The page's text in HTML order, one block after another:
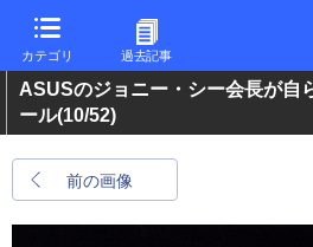
カテゴリ 過去記事
ASUSのジョニー・シー会長が自
ール(10/52)
前の画像